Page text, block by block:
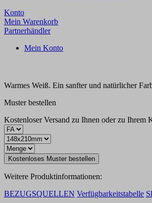
Konto
Mein Warenkorb
Partnerhändler
Mein Konto
Warmes Weiß. Ein sanfter und natürlicher
Muster bestellen
Kostenloser Versand zu Ihnen oder zu
Kostenloses Muster bestellen
Weitere Produktinformationen:
BEZUGSQUELLEN Verfügbarkeitstabelle